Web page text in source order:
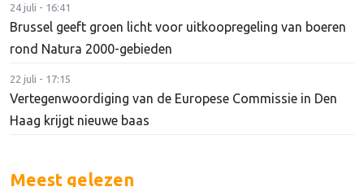
24 juli - 16:41
Brussel geeft groen licht voor uitkoopregeling van boeren
rond Natura 2000-gebieden
22 juli - 17:15
Vertegenwoordiging van de Europese Commissie in Den
Haag krijgt nieuwe baas
Meest gelezen